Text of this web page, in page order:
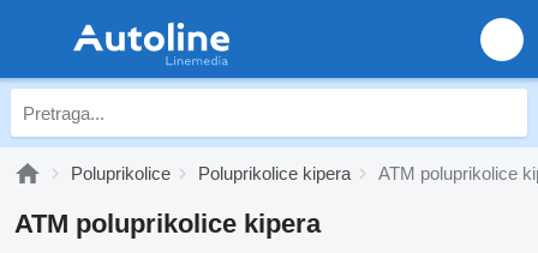
Poluprikolice Poluprikolice kipera ATM poluprikolice
ATM poluprikolice kipera